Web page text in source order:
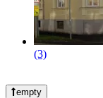
(3)
empty